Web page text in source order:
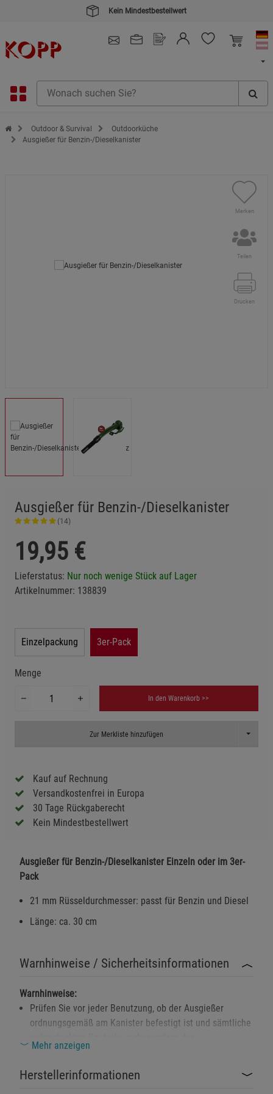
Kein Mindestbestellwert
Zur Startseite des Kopp Verlag Online-Shop
Outdoor & Survival
Outdoorküche
Ausgießer für Benzin-/Dieselkanister
Merken
Teilen
Drucken
Ausgießer für Benzin-/Dieselkanister
(14)
19,95 €
Lieferstatus: Nur noch wenige Stück auf Lager
Artikelnummer: 138839
Einzelpackung 3er-Pack
Menge
In den Warenkorb >>
Zur Merkliste hinzufügen Toggle
Kauf auf Rechnung
Versandkostenfrei in Europa
30 Tage Rückgaberecht
Kein Mindestbestellwert
Ausgießer für Benzin-/Dieselkanister Einzeln oder im 3er-
Pack
21 mm Rüsseldurchmesser: passt für Benzin und Diesel
Länge: ca. 30 cm
Warnhinweise / Sicherheitsinformationen
Warnhinweise:
Prüfen Sie vor jeder Benutzung, ob der Ausgießer
ordnungsgemäß am Kanister befestigt ist und sämtliche
Reduzierstück, fest sitzen.
Der Ausgießer ist ausschließlich für die Verwendung mit
Mehr anzeigen
Herstellerinformationen